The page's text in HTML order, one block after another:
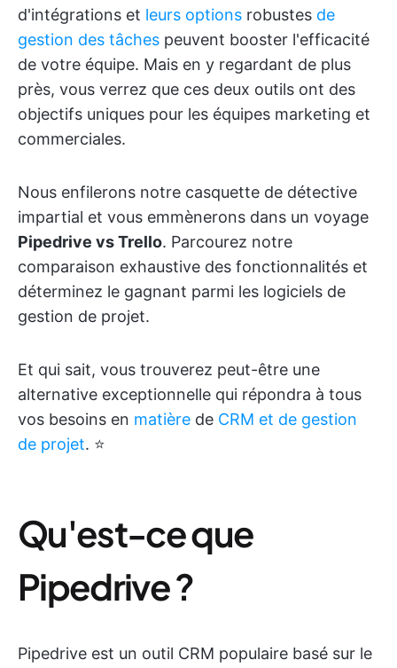
d'intégrations et leurs options robustes de
gestion des tâches peuvent booster l'efficacité
de votre équipe. Mais en y regardant de plus
près, vous verrez que ces deux outils ont des
objectifs uniques pour les équipes marketing et
commerciales.
Nous enfilerons notre casquette de détective
impartial et vous emmènerons dans un voyage
Pipedrive vs Trello. Parcourez notre
comparaison exhaustive des fonctionnalités et
déterminez le gagnant parmi les logiciels de
gestion de projet.
Et qui sait, vous trouverez peut-être une
alternative exceptionnelle qui répondra à tous
vos besoins en matière de CRM et de gestion
de projet. ⭐
Qu'est-ce que
Pipedrive ?
Pipedrive est un outil CRM populaire basé sur le